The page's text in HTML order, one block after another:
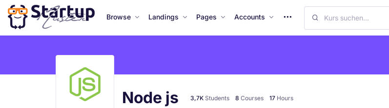
Browse Landings Pages Accounts
t
m
Node js 3,7KStudents 8 Courses 17Hours